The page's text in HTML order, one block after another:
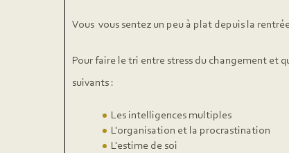
Vous vous sentez un peu à plat depuis la
Pour faire le tri entre stress du changement et
suivants :
Les intelligences multiples
L'organisation et la procrastination
L'estime de soi